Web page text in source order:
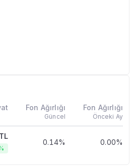
Fon Ağırlığı
Güncel
Fon Ağırlığı
Önceki Ay
0.14% 0.00%